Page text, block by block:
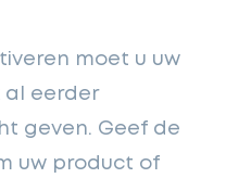
moet u uw
al eerder
geven. Geef de
uw product of